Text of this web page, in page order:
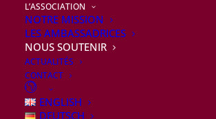
L’ASSOCIATION
NOTRE MISSION
LES AMBASSADRICES
NOUS SOUTENIR
ACTUALITÉS
CONTACT
ENGLISH
DEUTSCH